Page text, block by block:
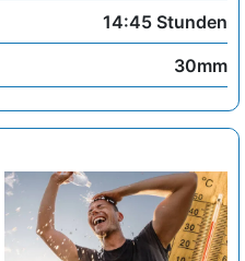
14:45 Stunden
30mm